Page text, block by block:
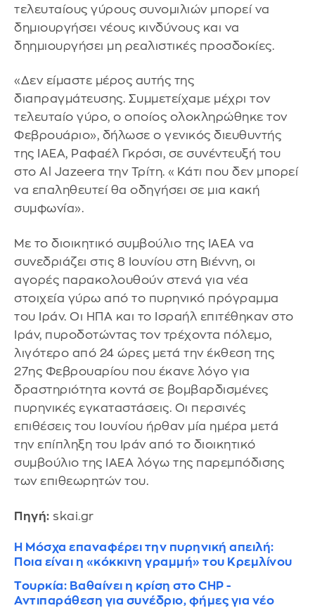
τελευταίους γύρους συνομιλιών μπορεί να
δημιουργήσει νέους κινδύνους και να
δηημιουργήσει μη ρεαλιστικές προσδοκίες.
«Δεν είμαστε μέρος αυτής της
διαπραγμάτευσης. Συμμετείχαμε μέχρι τον
τελευταίο γύρο, ο οποίος ολοκληρώθηκε τον
Φεβρουάριο», δήλωσε ο γενικός διευθυντής
της IAEA, Ραφαέλ Γκρόσι, σε συνέντευξή του
στο Al Jazeera την Τρίτη. «Κάτι που δεν μπορεί
να επαληθευτεί θα οδηγήσει σε μια κακή
συμφωνία».
Με το διοικητικό συμβούλιο της IAEA να
συνεδριάζει στις 8 Ιουνίου στη Βιέννη, οι
αγορές παρακολουθούν στενά για νέα
στοιχεία γύρω από το πυρηνικό πρόγραμμα
του Ιράν. Οι ΗΠΑ και το Ισραήλ επιτέθηκαν στο
Ιράν, πυροδοτώντας τον τρέχοντα πόλεμο,
λιγότερο από 24 ώρες μετά την έκθεση της
27ης Φεβρουαρίου που έκανε λόγο για
δραστηριότητα κοντά σε βομβαρδισμένες
πυρηνικές εγκαταστάσεις. Οι περσινές
επιθέσεις του Ιουνίου ήρθαν μία ημέρα μετά
την επίπληξη του Ιράν από το διοικητικό
συμβούλιο της IAEA λόγω της παρεμπόδισης
των επιθεωρητών του.
Πηγή: skai.gr
Η Μόσχα επαναφέρει την πυρηνική απειλή:
Ποια είναι η «κόκκινη γραμμή» του Κρεμλίνου
Τουρκία: Βαθαίνει η κρίση στο CHP -
Αντιπαράθεση για συνέδριο, φήμες για νέο